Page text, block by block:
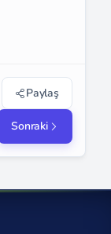
Paylaş
Sonraki